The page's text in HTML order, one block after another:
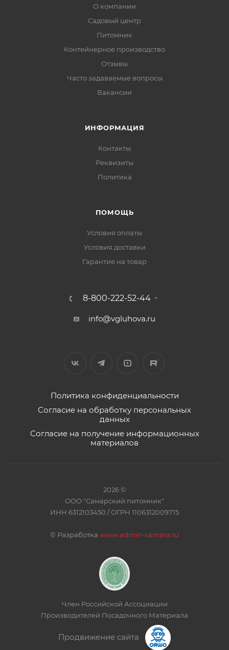
О компании
Садовый центр
Питомник
Контейнерное производство
Отзывы
Часто задаваемые вопросы
Вакансии
ИНФОРМАЦИЯ
Контакты
Реквизиты
Политика
ПОМОЩЬ
Условия оплаты
Условия доставки
Гарантия на товар
8-800-222-52-44
info@vgluhova.ru
Политика конфиденциальности
Согласие на обработку персональных
данных
Согласие на получение информационных
материалов
2026 ©
ООО "Самарский питомник"
ИНН 6312103450 / ОГРН 1106312009715
© Разработка www.admin-samara.ru
Член Российской Ассоциации
Производителей Посадочного Материала
Продвижение сайта